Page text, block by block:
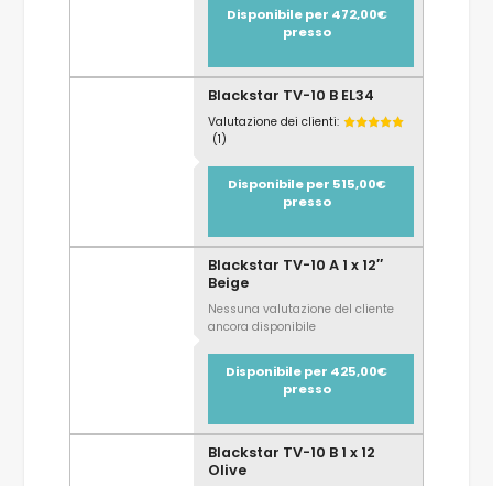
Disponibile per 472,00€
presso
Blackstar TV-10 B EL34
Valutazione dei clienti:
(1)
Disponibile per 515,00€
presso
Blackstar TV-10 A 1 x 12″
Beige
Nessuna valutazione del cliente
ancora disponibile
Disponibile per 425,00€
presso
Blackstar TV-10 B 1 x 12
Olive